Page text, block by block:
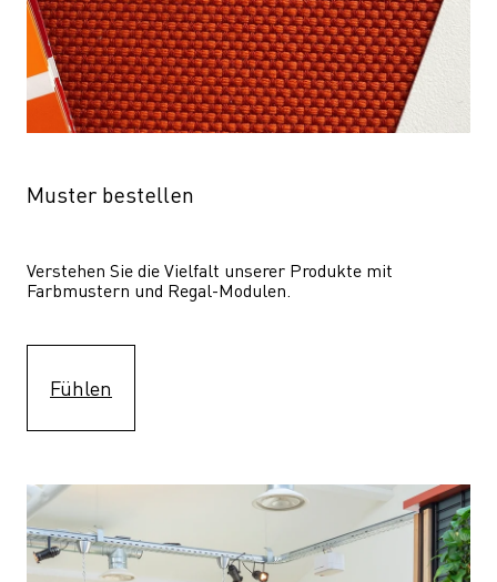
Muster bestellen
Verstehen Sie die Vielfalt unserer Produkte mit
Farbmustern und Regal-Modulen.
Fühlen